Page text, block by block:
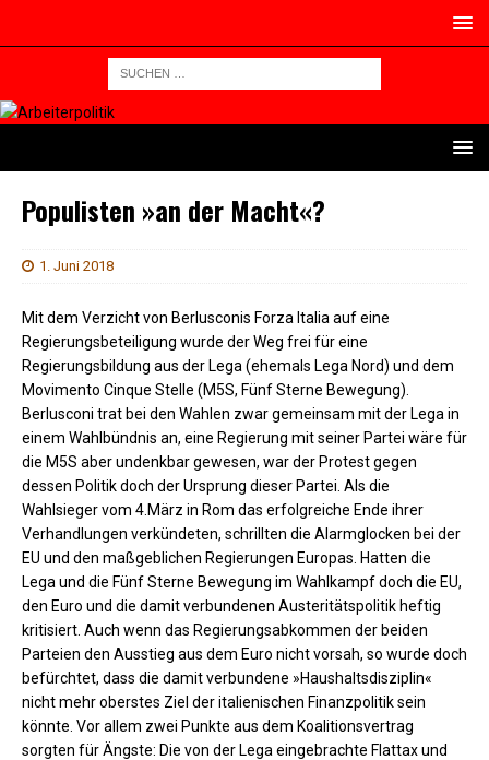
Populisten »an der Macht«?
1. Juni 2018
Mit dem Verzicht von Berlusconis Forza Italia auf eine
Regierungsbeteiligung wurde der Weg frei für eine
Regierungsbildung aus der Lega (ehemals Lega Nord) und dem
Movimento Cinque Stelle (M5S, Fünf Sterne Bewegung).
Berlusconi trat bei den Wahlen zwar gemeinsam mit der Lega in
einem Wahlbündnis an, eine Regierung mit seiner Partei wäre für
die M5S aber undenkbar gewesen, war der Protest gegen
dessen Politik doch der Ursprung dieser Partei. Als die
Wahlsieger vom 4.März in Rom das erfolgreiche Ende ihrer
Verhandlungen verkündeten, schrillten die Alarmglocken bei der
EU und den maßgeblichen Regierungen Europas. Hatten die
Lega und die Fünf Sterne Bewegung im Wahlkampf doch die EU,
den Euro und die damit verbundenen Austeritätspolitik heftig
kritisiert. Auch wenn das Regierungsabkommen der beiden
Parteien den Ausstieg aus dem Euro nicht vorsah, so wurde doch
befürchtet, dass die damit verbundene »Haushaltsdisziplin«
nicht mehr oberstes Ziel der italienischen Finanzpolitik sein
könnte. Vor allem zwei Punkte aus dem Koalitionsvertrag
sorgten für Ängste: Die von der Lega eingebrachte Flattax und